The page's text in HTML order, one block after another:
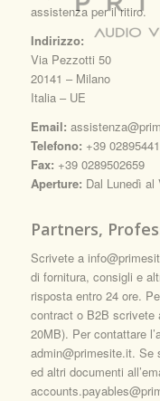
assistenza per il ritiro.
Indirizzo:
Via Pezzotti 50
20141 – Milano
Italia – UE
Email:
Telefono: +39
Fax: +39 0289502659
Aperture: Dal Lunedì al
Partners,
Scrivete a
di fornitura, consigli e
risposta entro 24 ore.
contract o B2B scrivete
20MB). Per contattare
admin@primesite.it. Se
ed altri documenti